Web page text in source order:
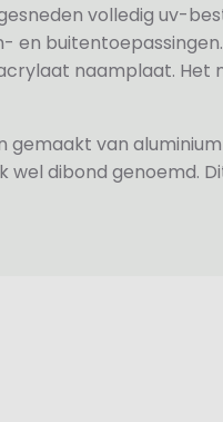
volledig uv-
en
naamplaat. Het
gemaakt van
wel dibond genoemd.